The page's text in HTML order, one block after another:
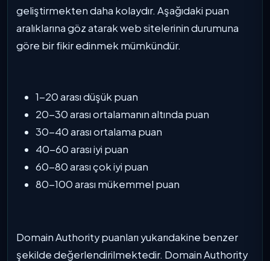
geliştirmekten daha kolaydır. Aşağıdaki puan
aralıklarına göz atarak web sitelerinin durumuna
göre bir fikir edinmek mümkündür.
1-20 arası düşük puan
20-30 arası ortalamanın altında puan
30-40 arası ortalama puan
40-60 arası iyi puan
60-80 arası çok iyi puan
80-100 arası mükemmel puan
Domain Authority puanları yukarıdakine benzer
şekilde değerlendirilmektedir. Domain Authority